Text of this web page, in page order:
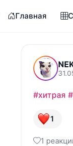
Главная
#хитрая
1
1